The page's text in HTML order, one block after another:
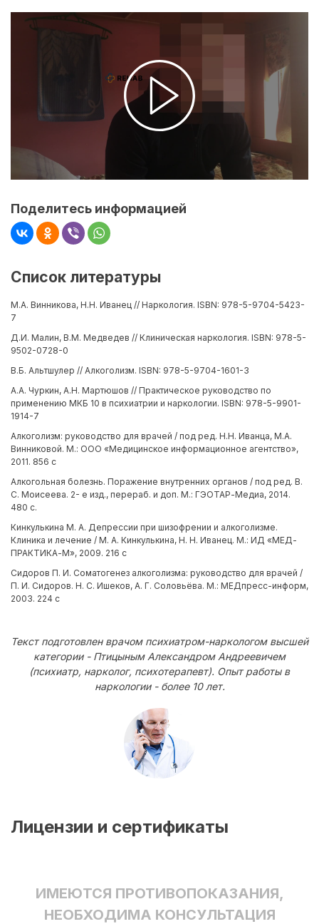
Поделитесь информацией
Список литературы
М.А. Винникова, Н.Н. Иванец // Наркология. ISBN: 978-5-9704-5423-
7
Д.И. Малин, В.М. Медведев // Клиническая наркология. ISBN: 978-5-
9502-0728-0
В.Б. Альтшулер // Алкоголизм. ISBN: 978-5-9704-1601-3
А.А. Чуркин, А.Н. Мартюшов // Практическое руководство по
применению МКБ 10 в психиатрии и наркологии. ISBN: 978-5-9901-
1914-7
Алкоголизм: руководство для врачей / под ред. Н.Н. Иванца, М.А.
Винниковой. М.: ООО «Медицинское информационное агентство»,
2011. 856 с
Алкогольная болезнь. Поражение внутренних органов / под ред. В.
С. Моисеева. 2- е изд., перераб. и доп. М.: ГЭОТАР-Медиа, 2014.
480 с.
Кинкулькина М. А. Депрессии при шизофрении и алкоголизме.
Клиника и лечение / М. А. Кинкулькина, Н. Н. Иванец. М.: ИД «МЕД-
ПРАКТИКА-М», 2009. 216 с
Сидоров П. И. Соматогенез алкоголизма: руководство для врачей /
П. И. Сидоров. Н. С. Ишеков, А. Г. Соловьёва. М.: МЕДпресс-информ,
2003. 224 с
Текст подготовлен врачом психиатром-наркологом высшей
категории - Птицыным Александром Андреевичем
(психиатр, нарколог, психотерапевт). Опыт работы в
наркологии - более 10 лет.
Лицензии и сертификаты
ИМЕЮТСЯ ПРОТИВОПОКАЗАНИЯ,
НЕОБХОДИМА КОНСУЛЬТАЦИЯ